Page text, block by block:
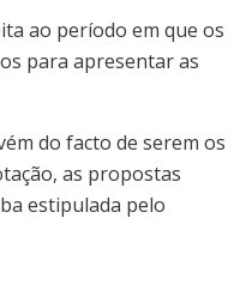
ao período em que os
para apresentar as
do facto de serem os
as propostas
estipulada pelo